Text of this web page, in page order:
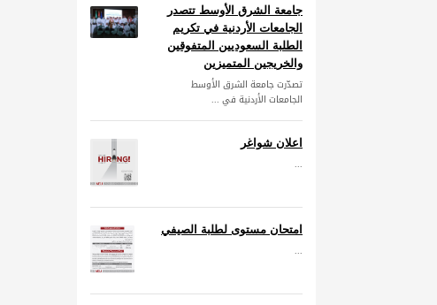
جامعة الشرق الأوسط تتصدر
الجامعات الأردنية في تكريم
الطلبة السعوديين المتفوقين
والخريجين المتميزين
تصدّرت جامعة الشرق الأوسط
الجامعات الأردنية في ...
اعلان شواغر
...
امتحان مستوى لطلبة الصيفي
...